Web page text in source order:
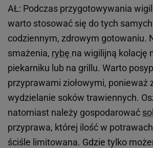
AŁ: Podczas przygotowywania
warto stosować się do tych
codziennym, zdrowym gotowaniu.
smażenia, rybę na wigilijną kolację
piekarniku lub na grillu. Warto
przyprawami ziołowymi, ponieważ
wydzielanie soków trawiennych.
natomiast należy gospodarować
przyprawa, której ilość w
ściśle limitowana. Gdzie tylko